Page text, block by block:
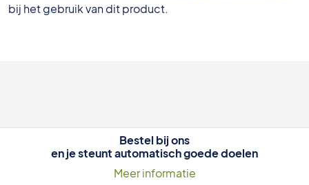
bij het gebruik van dit product.
Bestel bij ons
en je steunt automatisch goede doelen
Meer informatie